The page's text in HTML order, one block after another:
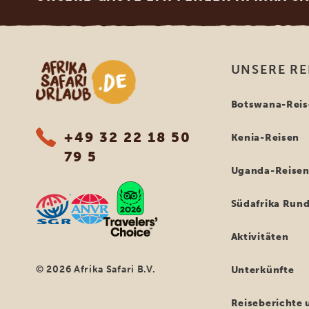
Afrika Safari Urlaub
+49 32 22 18 50
79 5
© 2026 Afrika Safari B.V.
UNSERE
Botswana-
Kenia-Reisen
Uganda-Reisen
Südafrika
Aktivitäten
Unterkünfte
Reiseberichte